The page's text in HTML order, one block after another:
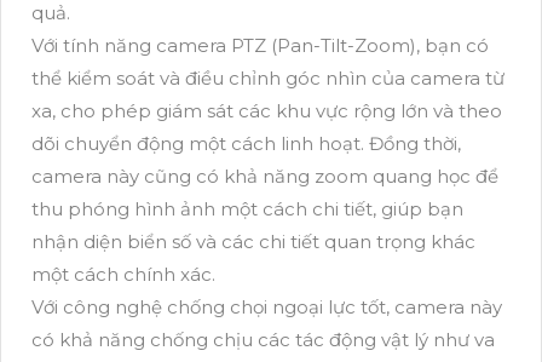
quả.
Với tính năng camera PTZ (Pan-Tilt-Zoom), bạn có
thể kiểm soát và điều chỉnh góc nhìn của camera từ
xa, cho phép giám sát các khu vực rộng lớn và theo
dõi chuyển động một cách linh hoạt. Đồng thời,
camera này cũng có khả năng zoom quang học để
thu phóng hình ảnh một cách chi tiết, giúp bạn
nhận diện biển số và các chi tiết quan trọng khác
một cách chính xác.
Với công nghệ chống chọi ngoại lực tốt, camera này
có khả năng chống chịu các tác động vật lý như va